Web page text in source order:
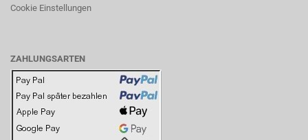
Cookie Einstellungen
ZAHLUNGSARTEN